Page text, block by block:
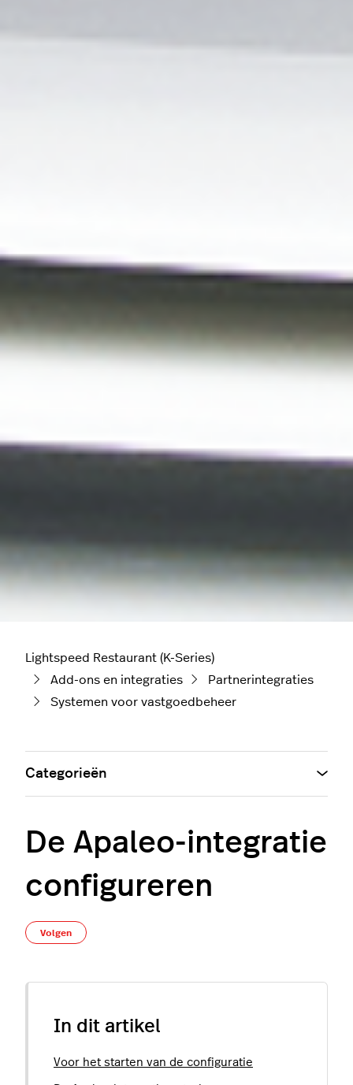
Lightspeed Restaurant (K-Series)
Add-ons en integraties
Partnerintegraties
Systemen voor vastgoedbeheer
De Apaleo-integratie
configureren
Volgen
In dit artikel
Voor het starten van de configuratie
Categorieën